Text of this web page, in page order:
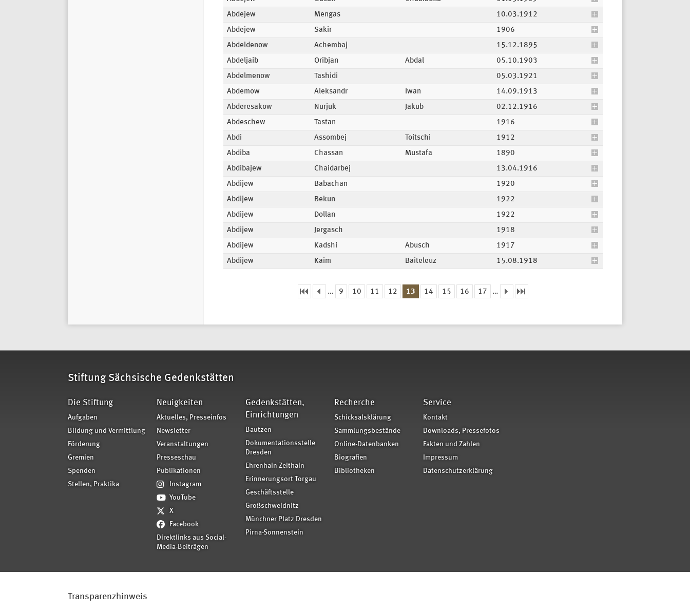
Abdejew
Mengas
10.03.1912
Abdejew
Sakir
1906
Abdeldenow
Achembaj
15.12.1895
Abdeljaib
Oribjan Abdal
05.10.1903
Abdelmenow
Tashidi
05.03.1921
Abdemow
Aleksandr Iwan
14.09.1913
Abderesakow
Nurjuk Jakub
02.12.1916
Abdeschew
Tastan
1916
Abdi
Assombej Toitschi
1912
Abdiba
Chassan Mustafa
1890
Abdibajew
Chaidarbej
13.04.1916
Abdijew
Babachan
1920
Abdijew
Bekun
1922
Abdijew
Dollan
1922
Abdijew
Jergasch
1918
Abdijew
Kadshi Abusch
1917
Abdijew
Kaim Baiteleuz 15.08.1918
… 9 10 11 12 13 14 15 16 17 …
Stiftung Sächsische Gedenkstätten
Die Stiftung
Aufgaben
Bildung und Vermittlung
Förderung
Gremien
Spenden
Stellen, Praktika
Neuigkeiten
Aktuelles, Presseinfos
Newsletter
Veranstaltungen
Presseschau
Publikationen
Instagram
YouTube
X
Facebook
Direktlinks aus Social-
Media-Beiträgen
Gedenkstätten,
Einrichtungen
Bautzen
Dokumentationsstelle
Dresden
Ehrenhain Zeithain
Erinnerungsort Torgau
Geschäftsstelle
Großschweidnitz
Münchner Platz Dresden
Pirna-Sonnenstein
Recherche
Schicksalsklärung
Sammlungsbestände
Online-Datenbanken
Biografien
Bibliotheken
Service
Kontakt
Downloads, Pressefotos
Fakten und Zahlen
Impressum
Datenschutzerklärung
Transparenzhinweis